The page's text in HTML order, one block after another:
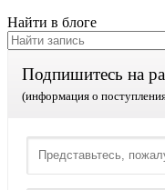
Найти в блоге
Подпишитесь на
(информация о